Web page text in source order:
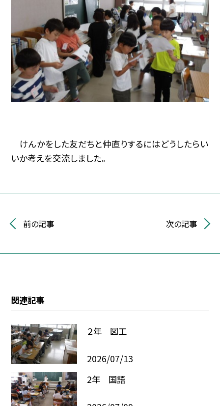
けんかをした友だちと仲直りするにはどうしたらい
いか考えを交流しました。
前の記事 次の記事
関連記事
２年 図工
2026/07/13
2年 国語